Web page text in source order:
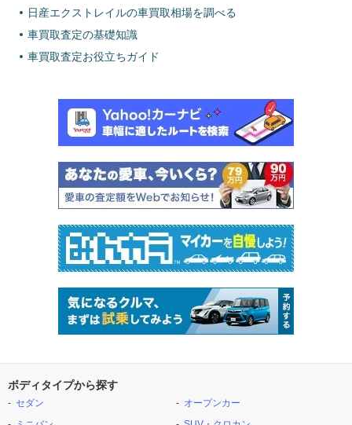
日産エクストレイルの車買取相場を調べる
車買取査定の基礎知識
車買取査定お役立ちガイド
ボディタイプから探す
セダン
オープンカー